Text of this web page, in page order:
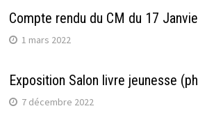
Compte rendu du CM du 17
1 mars 2022
Exposition Salon livre jeunesse
7 décembre 2022